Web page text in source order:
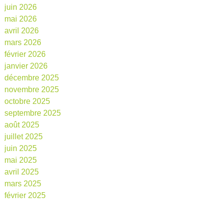
juin 2026
mai 2026
avril 2026
mars 2026
février 2026
janvier 2026
décembre 2025
novembre 2025
octobre 2025
septembre 2025
août 2025
juillet 2025
juin 2025
mai 2025
avril 2025
mars 2025
février 2025